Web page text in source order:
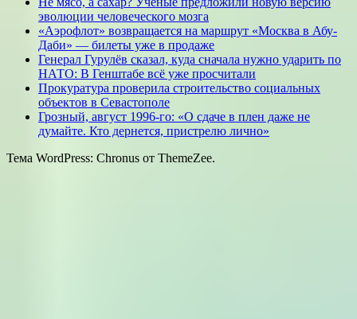
эволюции человеческого мозга
«Аэрофлот» возвращается на маршрут «Москва в Абу-
Даби» — билеты уже в продаже
Генерал Гурулёв сказал, куда сначала нужно ударить по
НАТО: В Генштабе всё уже просчитали
Прокуратура проверила строительство социальных
объектов в Севастополе
Грозный, август 1996-го: «О сдаче в плен даже не
думайте. Кто дернется, пристрелю лично»
Тема WordPress: Chronus от ThemeZee.